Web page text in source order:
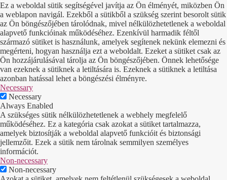
Ez a weboldal sütik segítségével javítja az Ön élményét, miközben Ön
a weblapon navigál. Ezekből a sütikből a szükség szerint besorolt sütik
az Ön böngészőjében tárolódnak, mivel nélkülözhetetlenek a weboldal
alapvető funkcióinak működéséhez. Ezenkívül harmadik féltől
származó sütiket is használunk, amelyek segítenek nekünk elemezni és
megérteni, hogyan használja ezt a weboldalt. Ezeket a sütiket csak az
Ön hozzájárulásával tárolja az Ön böngészőjében. Önnek lehetősége
van ezeknek a sütiknek a letiltására is. Ezeknek a sütiknek a letiltása
azonban hatással lehet a böngészési élményre.
Necessary
Necessary
Always Enabled
A szükséges sütik nélkülözhetetlenek a webhely megfelelő
működéséhez. Ez a kategória csak azokat a sütiket tartalmazza,
amelyek biztosítják a weboldal alapvető funkcióit és biztonsági
jellemzőit. Ezek a sütik nem tárolnak semmilyen személyes
információt.
Non-necessary
Non-necessary